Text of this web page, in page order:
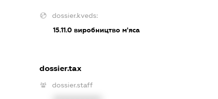
dossier.kveds:
15.11.0виробництво м'яса
dossier.tax
dossier.staff